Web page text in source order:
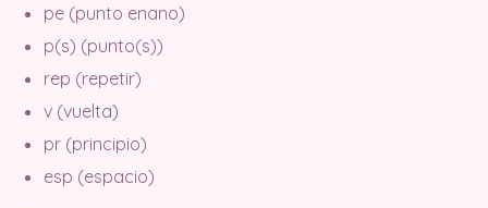
pe (punto enano)
p(s) (punto(s))
rep (repetir)
v (vuelta)
pr (principio)
esp (espacio)